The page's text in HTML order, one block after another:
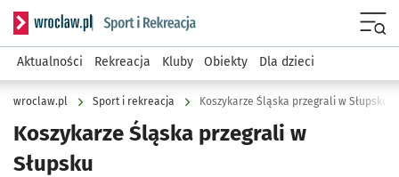
Serwis informacyjny wroclaw.pl podserwis: Sport i rekreacja
Aktualności Rekreacja Kluby Obiekty Dla dzieci
wroclaw.pl Sport i rekreacja Koszykarze Śląska przegrali w Słupsku
Koszykarze Śląska przegrali w
Słupsku